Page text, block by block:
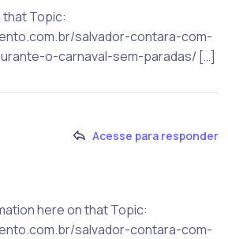
that Topic:
salvador-contara-com-
o-carnaval-sem-paradas/ […]
Acesse para responder
here on that Topic:
salvador-contara-com-